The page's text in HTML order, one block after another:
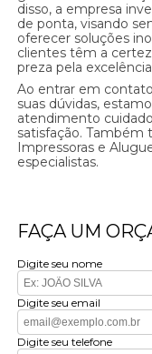
disso, a empresa
de ponta, visando
oferecer soluções
clientes têm a
preza pela
Ao entrar em
suas dúvidas,
atendimento
satisfação. Também
Impressoras e
especialistas.
FAÇA UM
Digite seu nome
Digite seu email
Digite seu telefone